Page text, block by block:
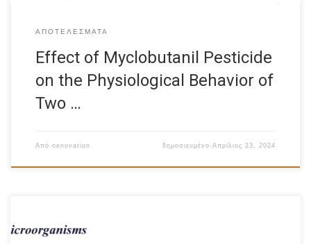
ΑΠΟΤΕΛΈΣΜΑΤΑ
Effect of Myclobutanil Pesticide
on the Physiological Behavior of
Two …
Από oenovation δημοσιευμένοΑπρίλιος 23, 2024